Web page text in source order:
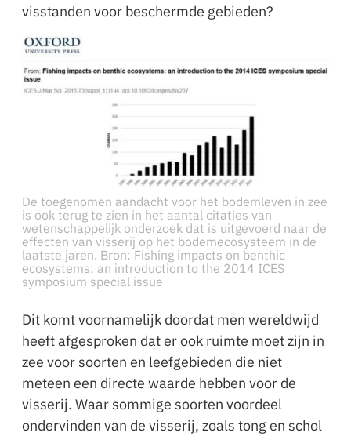
visstanden voor beschermde gebieden?
De toegenomen aandacht voor het bodemleven in zee
is ook terug te zien in het aantal citaties van
wetenschappelijk onderzoek dat is uitgevoerd naar de
effecten van visserij op het bodemecosysteem in de
laatste jaren. Bron: Fishing impacts on benthic
ecosystems: an introduction to the 2014 ICES
symposium special issue
Dit komt voornamelijk doordat men wereldwijd
heeft afgesproken dat er ook ruimte moet zijn in
zee voor soorten en leefgebieden die niet
meteen een directe waarde hebben voor de
visserij. Waar sommige soorten voordeel
ondervinden van de visserij, zoals tong en schol